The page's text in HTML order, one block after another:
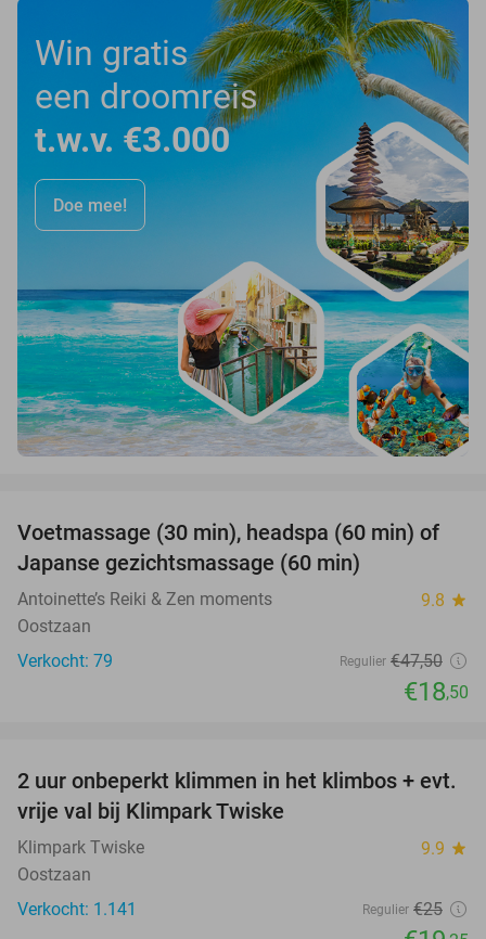
Win gratis
een droomreis
t.w.v. €3.000
Doe mee!
61%
Voetmassage (30 min), headspa (60 min) of
Japanse gezichtsmassage (60 min)
Antoinette’s Reiki & Zen moments 9.8 star
Oostzaan
Verkocht: 79
Regulier €47,50
€18,50
23%
2 uur onbeperkt klimmen in het klimbos + evt.
vrije val bij Klimpark Twiske
Klimpark Twiske 9.9 star
Oostzaan
Verkocht: 1.141
Regulier €25